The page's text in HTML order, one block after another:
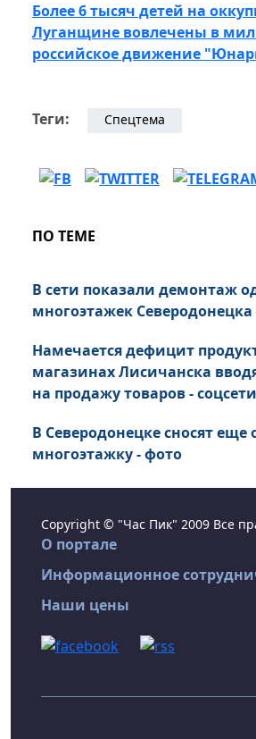
Более 6 тысяч детей на
Луганщине вовлечены в
российское движение
Теги: Спецтема
ПО ТЕМЕ
В сети показали демонтаж
многоэтажек Северодонецка
Намечается дефицит
магазинах Лисичанска
на продажу товаров - соцсети
В Северодонецке сносят еще
многоэтажку - фото
Copyright © "Час Пик" 2009 Все
О портале
Информационное
Наши цены